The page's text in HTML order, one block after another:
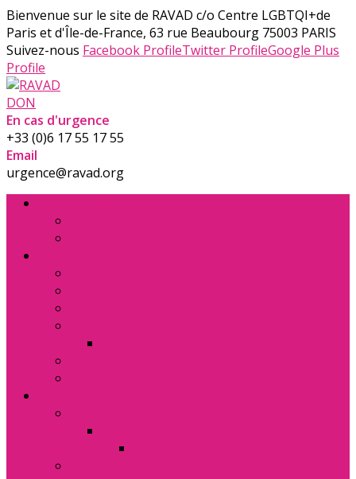
Bienvenue sur le site de RAVAD c/o Centre LGBTQI+de
Paris et d'Île-de-France, 63 rue Beaubourg 75003 PARIS
Suivez-nous Facebook ProfileTwitter ProfileGoogle Plus
Profile
DON
En cas d'urgence
+33 (0)6 17 55 17 55
Email
urgence@ravad.org